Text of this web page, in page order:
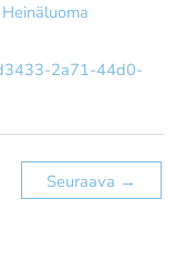
2a71-44d0-
Seuraava →